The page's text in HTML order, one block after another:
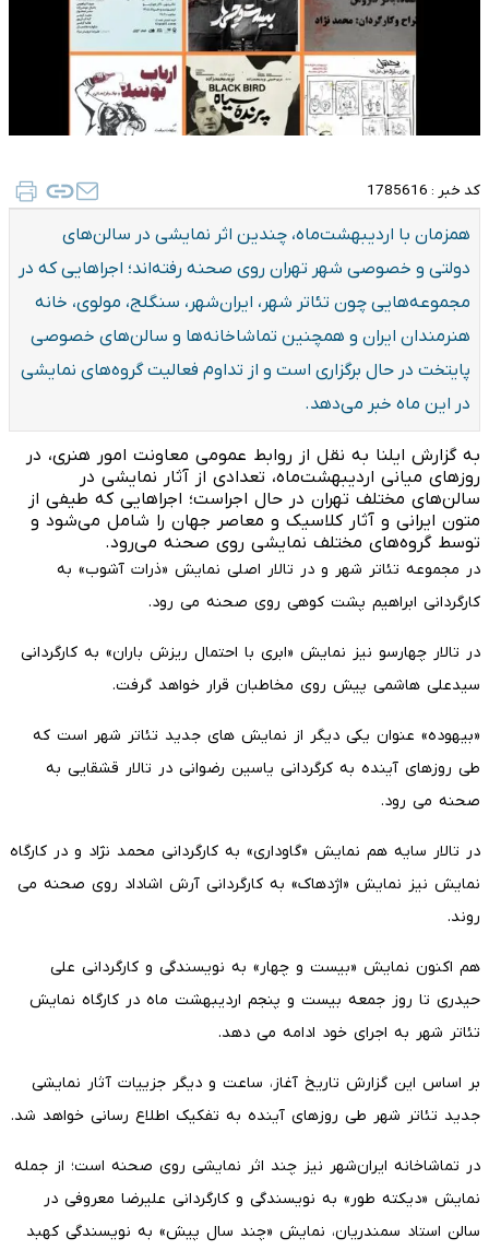
کد خبر : 1785616
همزمان با اردیبهشت‌ماه، چندین اثر نمایشی در سالن‌های
دولتی و خصوصی شهر تهران روی صحنه رفته‌اند؛ اجراهایی که در
مجموعه‌هایی چون تئاتر شهر، ایران‌شهر، سنگلج، مولوی، خانه
هنرمندان ایران و همچنین تماشاخانه‌ها و سالن‌های خصوصی
پایتخت در حال برگزاری است و از تداوم فعالیت گروه‌های نمایشی
در این ماه خبر می‌دهد.
به گزارش ایلنا به نقل از روابط عمومی معاونت امور هنری، در
روزهای میانی اردیبهشت‌ماه، تعدادی از آثار نمایشی در
سالن‌های مختلف تهران در حال اجراست؛ اجراهایی که طیفی از
متون ایرانی و آثار کلاسیک و معاصر جهان را شامل می‌شود و
توسط گروه‌های مختلف نمایشی روی صحنه می‌رود.
در مجموعه تئاتر شهر و در تالار اصلی نمایش «ذرات آشوب» به
کارگردانی ابراهیم پشت کوهی روی صحنه می رود.
در تالار چهارسو نیز نمایش «ابری با احتمال ریزش باران» به کارگردانی
سیدعلی هاشمی پیش روی مخاطبان قرار خواهد گرفت.
«بیهوده» عنوان یکی دیگر از نمایش های جدید تئاتر شهر است که
طی روزهای آینده به کرگردانی یاسین رضوانی در تالار قشقایی به
صحنه می رود.
در تالار سایه هم نمایش «گاوداری» به کارگردانی محمد نژاد و در کارگاه
نمایش نیز نمایش «اژدهاک» به کارگردانی آرش اشاداد روی صحنه می
روند.
هم اکنون نمایش «بیست و چهار» به نویسندگی و کارگردانی علی
حیدری تا روز جمعه بیست و پنجم اردیبهشت ماه در کارگاه نمایش
تئاتر شهر به اجرای خود ادامه می دهد.
بر اساس این گزارش تاریخ آغاز، ساعت و دیگر جزییات آثار نمایشی
جدید تئاتر شهر طی روزهای آینده به تفکیک اطلاع رسانی خواهد شد.
در تماشاخانه ایران‌شهر نیز چند اثر نمایشی روی صحنه است؛ از جمله
نمایش «دیکته طور» به نویسندگی و کارگردانی علیرضا معروفی در
سالن استاد سمندریان، نمایش «چند سال پیش» به نویسندگی کهبد